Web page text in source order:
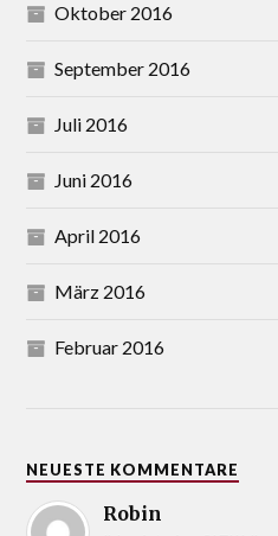
Oktober 2016
September 2016
Juli 2016
Juni 2016
April 2016
März 2016
Februar 2016
NEUESTE KOMMENTARE
Robin